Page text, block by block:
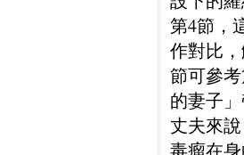
第4節，
作對比
節可參
的妻子
丈夫來
毒瘤在